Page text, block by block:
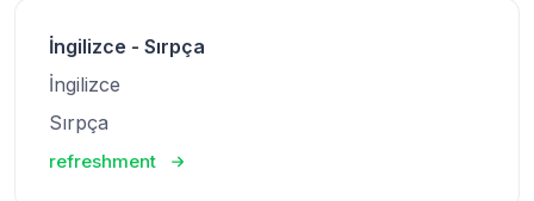
İngilizce - Sırpça
İngilizce
Sırpça
refreshment